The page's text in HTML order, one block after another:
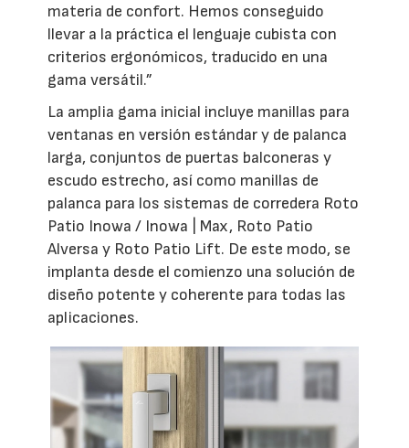
materia de confort. Hemos conseguido
llevar a la práctica el lenguaje cubista con
criterios ergonómicos, traducido en una
gama versátil.”
La amplia gama inicial incluye manillas para
ventanas en versión estándar y de palanca
larga, conjuntos de puertas balconeras y
escudo estrecho, así como manillas de
palanca para los sistemas de corredera Roto
Patio Inowa / Inowa | Max, Roto Patio
Alversa y Roto Patio Lift. De este modo, se
implanta desde el comienzo una solución de
diseño potente y coherente para todas las
aplicaciones.